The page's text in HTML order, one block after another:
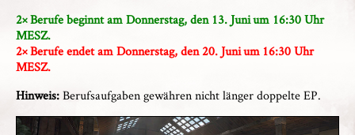
2× Berufe beginnt am Donnerstag,den 13. Juni um 16:30 Uhr
MESZ.
2× Berufe endet am Donnerstag, den 20. Juni um 16:30 Uhr
MESZ.
Hinweis:Berufsaufgaben gewähren nicht länger doppelte EP.